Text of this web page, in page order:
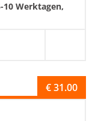
Werktagen,
€31.00